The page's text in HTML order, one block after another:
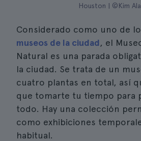
Houston | ©Kim
Considerado como uno de
museos de la ciudad, el
Natural es una parada
la ciudad. Se trata de un
cuatro plantas en total, así
que tomarte tu tiempo para
todo. Hay una colección
como exhibiciones
habitual.